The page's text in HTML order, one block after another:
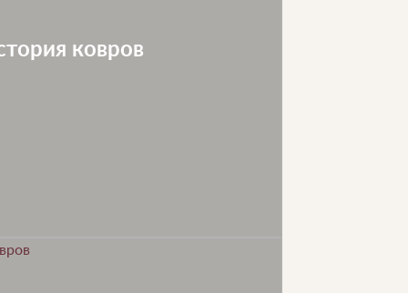
ковров